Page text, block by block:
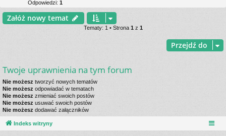
Odpowiedzi: 1
Załóż nowy temat
Tematy: 1 • Strona 1z 1
Przejdź do
Twoje uprawnienia na tym forum
Nie możesz tworzyć nowych tematów
Nie możesz odpowiadać w tematach
Nie możesz zmieniać swoich postów
Nie możesz usuwać swoich postów
Nie możesz dodawać załączników
Indeks witryny